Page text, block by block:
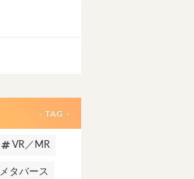
- TAG -
VR／MR
メタバース